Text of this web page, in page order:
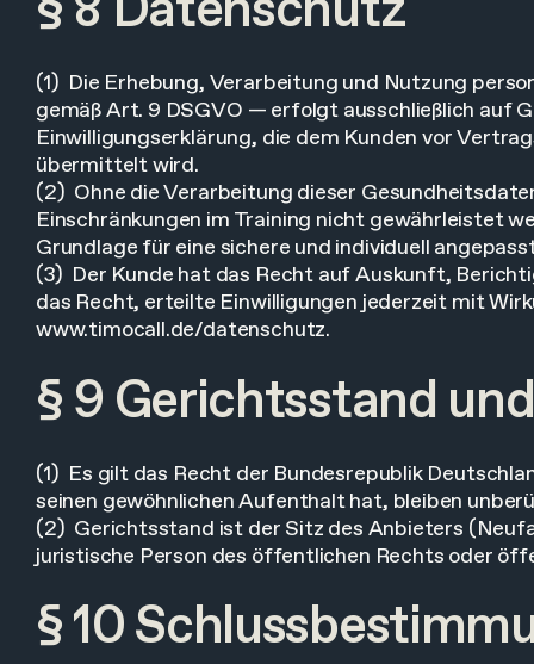
(1) Die Erhebung, Verarbeitung und Nutzung
gemäß Art. 9 DSGVO — erfolgt ausschließlich auf
Einwilligungserklärung, die dem Kunden vor
übermittelt wird.
(2) Ohne die Verarbeitung dieser
Einschränkungen im Training nicht gewährleistet
Grundlage für eine sichere und individuell
(3) Der Kunde hat das Recht auf Auskunft,
das Recht, erteilte Einwilligungen jederzeit mit
www.timocall.de/datenschutz.
§ 9 Gerichtsstand
(1) Es gilt das Recht der Bundesrepublik
seinen gewöhnlichen Aufenthalt hat, bleiben
(2) Gerichtsstand ist der Sitz des Anbieters
juristische Person des öffentlichen Rechts oder
§ 10